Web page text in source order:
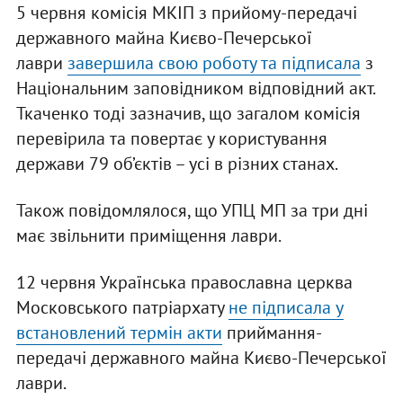
5 червня комісія МКІП з прийому-передачі
державного майна Києво-Печерської
лаври завершила свою роботу та підписала з
Національним заповідником відповідний акт.
Ткаченко тоді зазначив, що загалом комісія
перевірила та повертає у користування
держави 79 об’єктів – усі в різних станах.
Також повідомлялося, що УПЦ МП за три дні
має звільнити приміщення лаври.
12 червня Українська православна церква
Московського патріархатуне підписала у
встановлений термін акти приймання-
передачі державного майна Києво-Печерської
лаври.